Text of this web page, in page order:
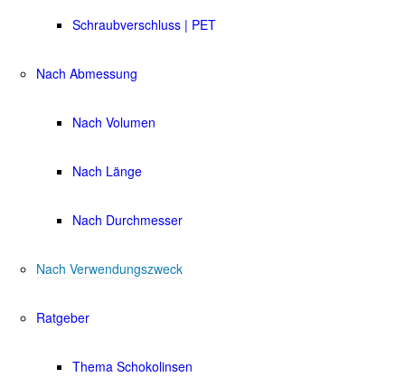
Schraubverschluss | PET
Nach Abmessung
Nach Volumen
Nach Länge
Nach Durchmesser
Nach Verwendungszweck
Ratgeber
Thema Schokolinsen